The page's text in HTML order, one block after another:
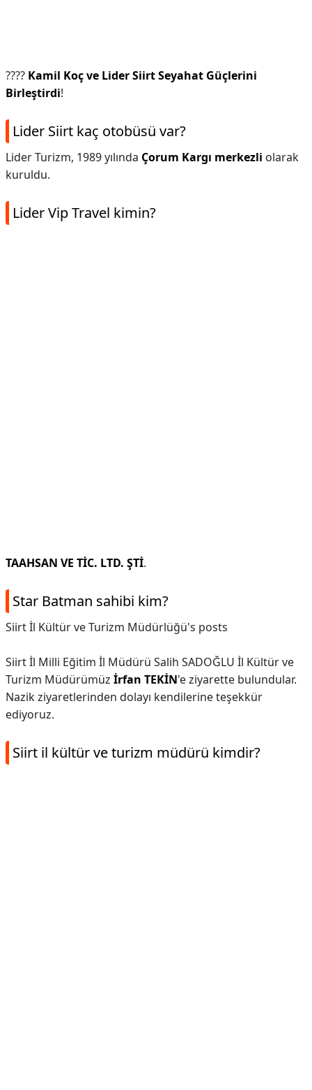
???? Kamil Koç ve Lider Siirt Seyahat Güçlerini
Birleştirdi!
Lider Siirt kaç otobüsü var?
Lider Turizm, 1989 yılında Çorum Kargı merkezli olarak
kuruldu.
Lider Vip Travel kimin?
TAAHSAN VE TİC. LTD. ŞTİ.
Star Batman sahibi kim?
Siirt İl Kültür ve Turizm Müdürlüğü's posts
Siirt İl Milli Eğitim İl Müdürü Salih SADOĞLU İl Kültür ve
Turizm Müdürümüz İrfan TEKİN'e ziyarette bulundular.
Nazik ziyaretlerinden dolayı kendilerine teşekkür
ediyoruz.
Siirt il kültür ve turizm müdürü kimdir?